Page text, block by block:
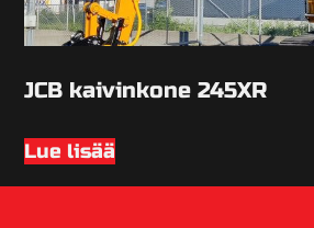
JCB kaivinkone 245XR
Lue lisää